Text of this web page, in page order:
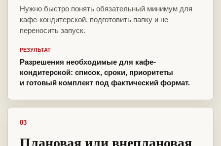
Нужно быстро понять обязательный минимум для
кафе-кондитерской, подготовить папку и не
переносить запуск.
РЕЗУЛЬТАТ
Разрешения необходимые для кафе-
кондитерской: список, сроки, приоритеты
и готовый комплект под фактический формат.
03